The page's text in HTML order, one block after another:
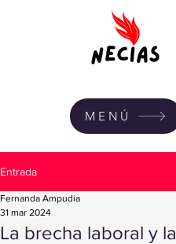
MENÚ
Entrada
La brecha laboral y la
Fernanda Ampudia
31 mar 2024